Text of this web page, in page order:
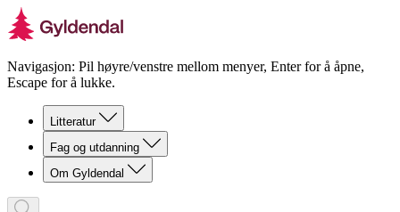
Navigasjon: Pil høyre/venstre mellom menyer, Enter for å åpne,
Escape for å lukke.
Litteratur
Fag og utdanning
Om Gyldendal